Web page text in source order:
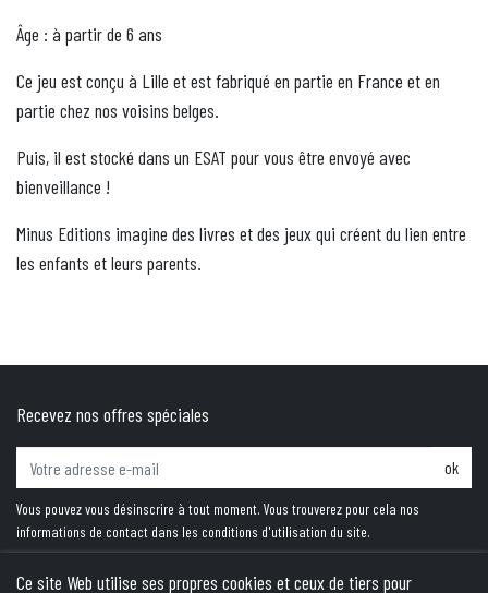
Âge : à partir de 6 ans
Ce jeu est conçu à Lille et est fabriqué en partie en France et en
partie chez nos voisins belges.
Puis, il est stocké dans un ESAT pour vous être envoyé avec
bienveillance !
Minus Editions imagine des livres et des jeux qui créent du lien entre
les enfants et leurs parents.
Recevez nos offres spéciales
ok
Vous pouvez vous désinscrire à tout moment. Vous trouverez pour cela nos
informations de contact dans les conditions d'utilisation du site.
Ce site Web utilise ses propres cookies et ceux de tiers pour